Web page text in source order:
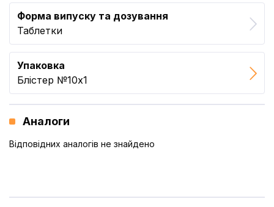
Форма випуску та дозування
Таблетки
Упаковка
Блістер №10x1
Аналоги
Відповідних аналогів не знайдено